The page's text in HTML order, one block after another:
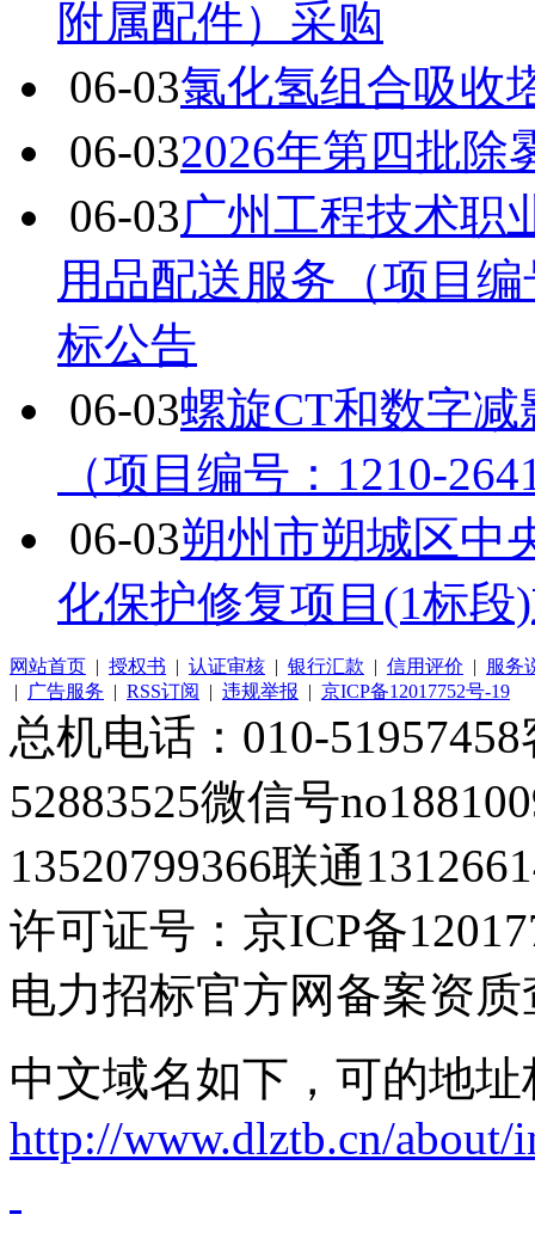
附属配件）采购
06-03氯化氢组合吸收
06-032026年第四批除
06-03广州工程技术职
用品配送服务（项目
标公告
06-03螺旋CT和数字
（项目编号：1210-
06-03朔州市朔城区中
化保护修复项目(1标段
网站首页 | 授权书 | 认证审核 | 银行汇款 | 信用评价 |
服务
|
广告服务 | RSS订阅 | 违规举报 | 京ICP备12017752号-19
总机电话：010-
52883525微信号
13520799366联通
许可证号：京ICP备
电力招标官方网备案资质
中文域名如下，可的地
http://www.dlztb.cn/about/